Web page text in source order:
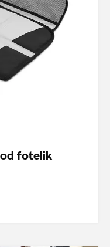
fotelik